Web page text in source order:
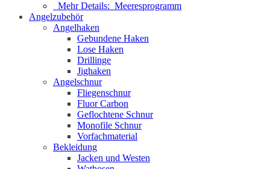
Mehr Details: Meeresprogramm
Angelzubehör
Angelhaken
Gebundene Haken
Lose Haken
Drillinge
Jighaken
Angelschnur
Fliegenschnur
Fluor Carbon
Geflochtene Schnur
Monofile Schnur
Vorfachmaterial
Bekleidung
Jacken und Westen